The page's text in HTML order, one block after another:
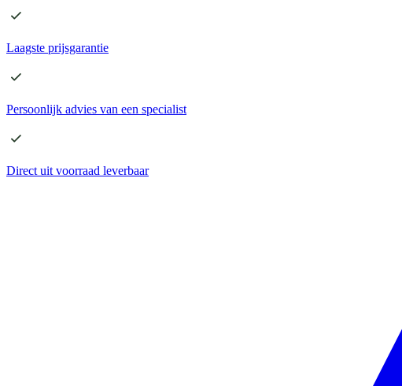
Laagste prijsgarantie
Persoonlijk advies van een specialist
Direct uit voorraad leverbaar